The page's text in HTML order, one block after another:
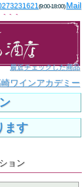
(9:00-18:00)Mail
---
最近チェックした商品
ワインアカデミー
ます
ョン